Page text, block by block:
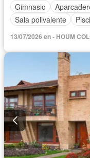
Gimnasio
Sala polivalente
13/07/2026 en - HOUM